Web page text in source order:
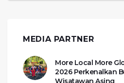
MEDIA PARTNER
More Local More
2026 Perkenalkan
Wisatawan Asing